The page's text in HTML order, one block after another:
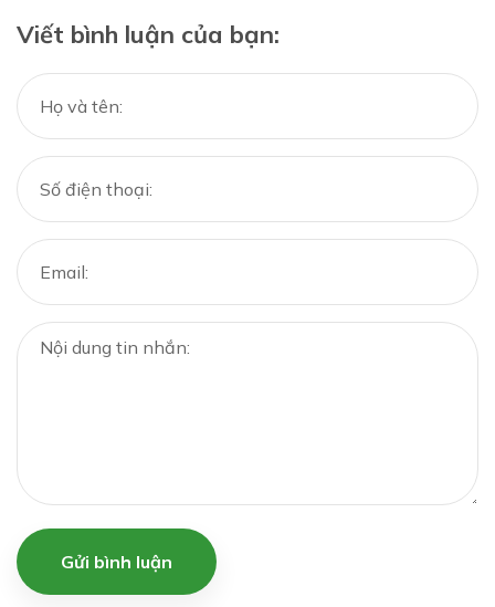
Viết bình luận của bạn:
Gửi bình luận